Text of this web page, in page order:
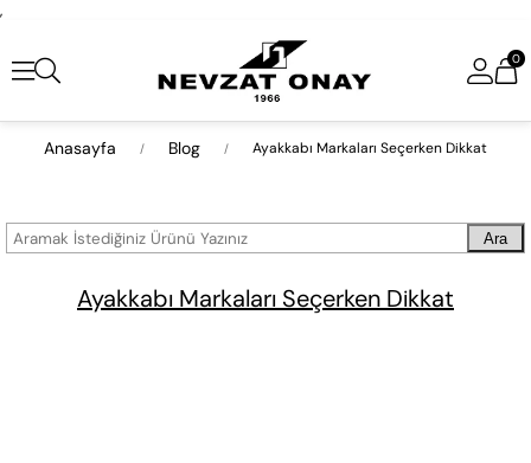
,
0
Anasayfa Blog Ayakkabı Markaları Seçerken Dikkat
Ara
Ayakkabı Markaları Seçerken Dikkat